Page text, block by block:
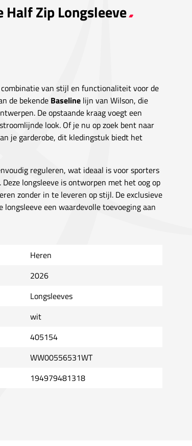
Zip Longsleeve
van stijl en functionaliteit voor de
de bekende Baseline lijn van Wilson, die
De opstaande kraag voegt een
look. Of je nu op zoek bent naar
je garderobe, dit kledingstuk biedt het
reguleren, wat ideaal is voor sporters
longsleeve is ontworpen met het oog op
zonder in te leveren op stijl. De exclusieve
een waardevolle toevoeging aan
Heren
2026
Longsleeves
wit
405154
WW00556531WT
194979481318